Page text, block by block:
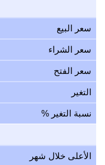
سعر البيع
سعر الشراء
سعر الفتح
التغير
نسبة التغير %
الأعلى خلال شهر